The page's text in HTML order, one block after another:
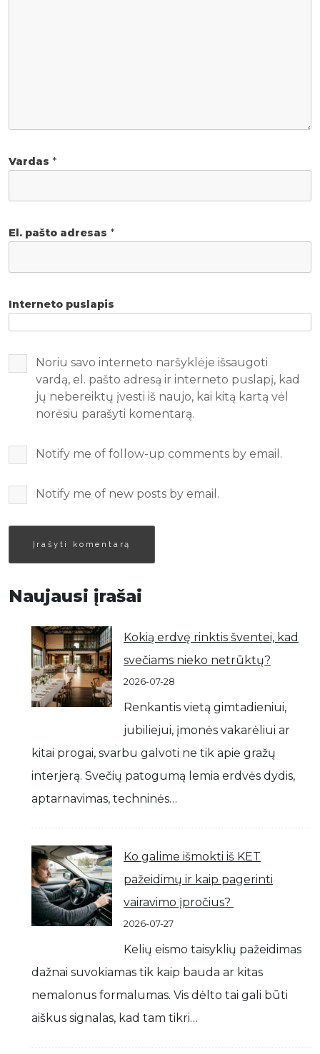
Vardas *
El. pašto adresas *
Interneto puslapis
Noriu savo interneto naršyklėje išsaugoti
vardą, el. pašto adresą ir interneto puslapį, kad
jų nebereiktų įvesti iš naujo, kai kitą kartą vėl
norėsiu parašyti komentarą.
Notify me of follow-up comments by email.
Notify me of new posts by email.
Naujausi įrašai
Kokią erdvę rinktis šventei, kad
svečiams nieko netrūktų?
2026-07-28
Renkantis vietą gimtadieniui,
jubiliejui, įmonės vakarėliui ar
kitai progai, svarbu galvoti ne tik apie gražų
interjerą. Svečių patogumą lemia erdvės dydis,
aptarnavimas, techninės…
Ko galime išmokti iš KET
pažeidimų ir kaip pagerinti
vairavimo įpročius?
2026-07-27
Kelių eismo taisyklių pažeidimas
dažnai suvokiamas tik kaip bauda ar kitas
nemalonus formalumas. Vis dėlto tai gali būti
aiškus signalas, kad tam tikri…